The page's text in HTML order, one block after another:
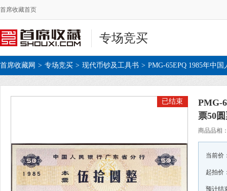
首席收藏首页
专场竞买
首席收藏网 > 专场竞买 > 现代币钞及工具书 > PMG-65EPQ 1985年中
已结束
PMG-
票50
商品品相
当前价
起拍价
预计结